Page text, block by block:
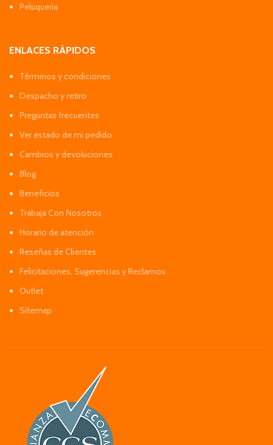
Peluquería
ENLACES RÁPIDOS
Términos y condiciones
Despacho y retiro
Preguntas frecuentes
Ver estado de mi pedido
Cambios y devoluciones
Blog
Beneficios
Trabaja Con Nosotros
Horario de atención
Reseñas de Clientes
Felicitaciones, Sugerencias y Reclamos
Outlet
Sitemap